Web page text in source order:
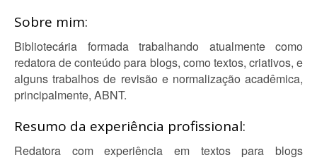
Sobre mim:
Bibliotecária formada trabalhando atualmente como
redatora de conteúdo para blogs, como textos, criativos, e
alguns trabalhos de revisão e normalização acadêmica,
principalmente, ABNT.
Resumo da experiência profissional:
Redatora com experiência em textos para blogs